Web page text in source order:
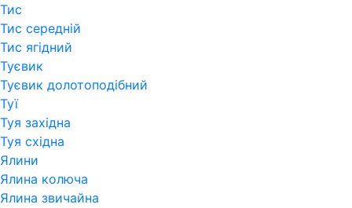
Тис
Тис середній
Тис ягідний
Туєвик
Туєвик долотоподібний
Туї
Туя західна
Туя східна
Ялини
Ялина колюча
Ялина звичайна